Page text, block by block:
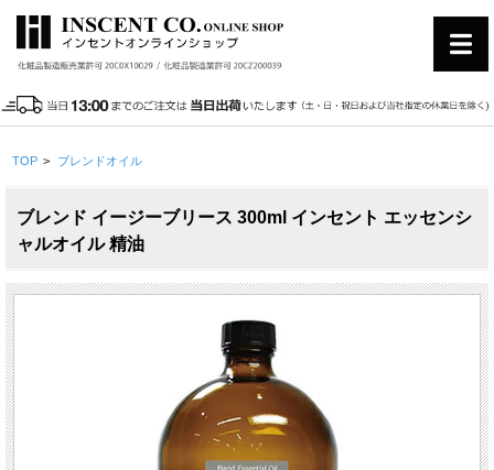
TOP > ブレンドオイル
ブレンド イージーブリース 300ml インセント エッセンシ
ャルオイル 精油